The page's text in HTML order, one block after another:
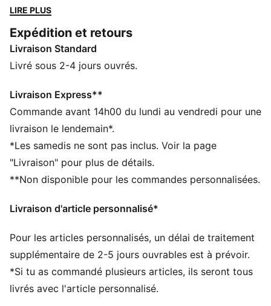
un confort optimal, elles apportent également un
meilleur ajustement et une meilleure stabilité. Livrées
en paquet de 3 paires pour maximiser le plaisir.
DÉTAILS
Semelle matelassée
Voûte plantaire offrant un maintien hors pair, un
ajustement idéal et une grande stabilité
Détails brandés PUMA
LIRE PLUS
Expédition et retours
Livraison Standard
Livré sous 2-4 jours ouvrés.
Livraison Express**
Commande avant 14h00 du lundi au vendredi pour une
livraison le lendemain*.
*Les samedis ne sont pas inclus. Voir la page
"Livraison" pour plus de détails.
**Non disponible pour les commandes personnalisées.
Livraison d'article personnalisé*
Pour les articles personnalisés, un délai de traitement
supplémentaire de 2-5 jours ouvrables est à prévoir.
*Si tu as commandé plusieurs articles, ils seront tous
livrés avec l'article personnalisé.